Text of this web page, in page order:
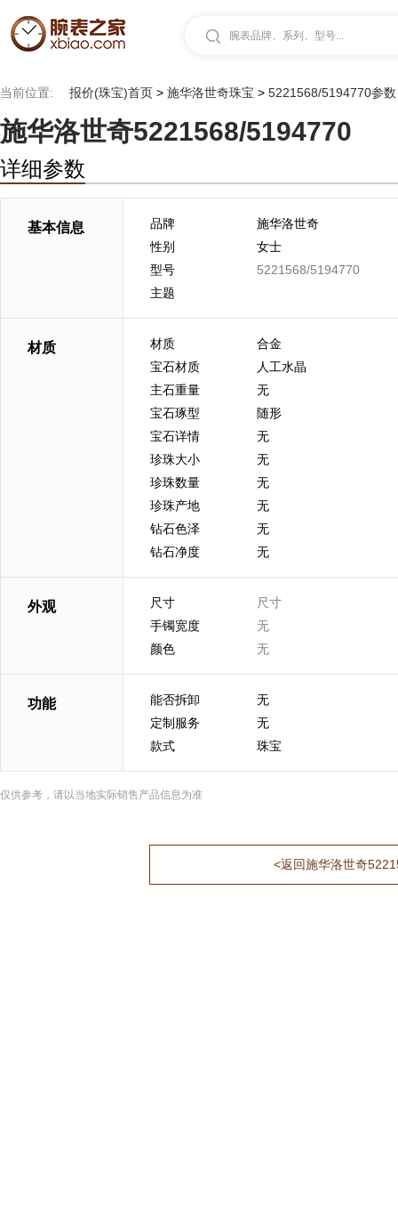
腕表品牌、系列、型号...
当前位置: 报价(珠宝)首页 > 施华洛世奇珠宝 > 5221568/5194770参数
施华洛世奇5221568/5194770
详细参数
基本信息 品牌
施华洛世奇
性别
女士
型号
5221568/5194770
主题
材质 材质
合金
宝石材质
人工水晶
主石重量
无
宝石琢型
随形
宝石详情
无
珍珠大小
无
珍珠数量
无
珍珠产地
无
钻石色泽
无
钻石净度
无
外观 尺寸
尺寸
手镯宽度
无
颜色
无
功能 能否拆卸
无
定制服务
无
款式
珠宝
仅供参考，请以当地实际销售产品信息为准
<返回施华洛世奇